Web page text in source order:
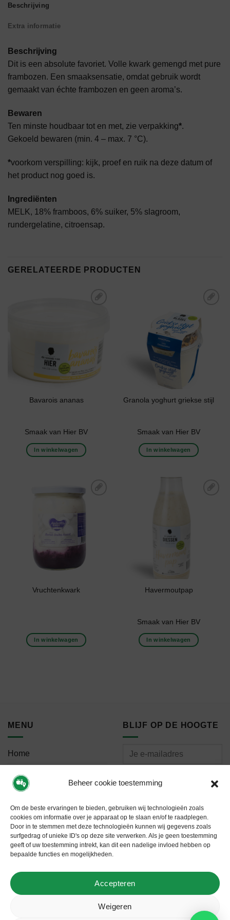
Beheer cookie toestemming
Om de beste ervaringen te bieden, gebruiken wij technologieën zoals
cookies om informatie over je apparaat op te slaan en/of te raadplegen.
Door in te stemmen met deze technologieën kunnen wij gegevens zoals
surfgedrag of unieke ID's op deze site verwerken. Als je geen toestemming
geeft of uw toestemming intrekt, kan dit een nadelige invloed hebben op
bepaalde functies en mogelijkheden.
Accepteren
Weigeren
Beschrijving
Extra informatie
Beschrijving
Dit is een absolute favoriet. Volle kwark gemengd met pure
frambozen. Een smaaksensatie, omdat gebruik wordt
gemaakt van échte frambozen en geen aroma’s.
Bewaren
Ten minste houdbaar tot en met, zie verpakking*.
Gekoeld bewaren (min. 4 – max. 7 °C).
*voorkom verspilling: kijk, proef en ruik na deze datum of
het product nog goed is.
Ingrediënten
MELK, 18% framboos, 6% suiker, 5% slagroom,
rundergelatine, citroensap.
GERELATEERDE PRODUCTEN
Bavarois ananas
Smaak van Hier BV
In winkelwagen
boodschappenlijst
Granola yoghurt griekse stijl
Smaak van Hier BV
In winkelwagen
Vruchtenkwark
In winkelwagen
Havermoutpap
Smaak van Hier BV
In winkelwagen
MENU
Home
Bestellen
Meest gestelde vragen
BLIJF OP DE HOOGTE
VOLG ONS